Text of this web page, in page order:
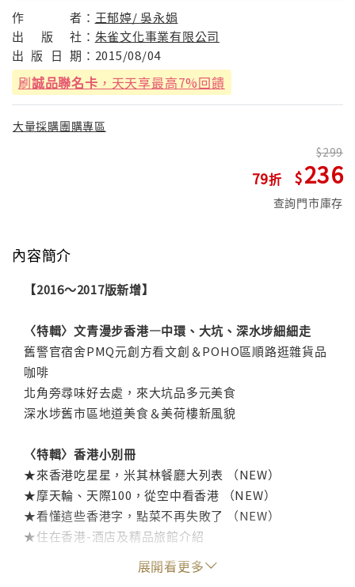
作 者： 王郁婷/ 吳永娟
出
版 社： 朱雀文化事業有限公司
出 版 日 期： 2015/08/04
刷誠品聯名卡 ，天天享最高7%回饋
大量採購團購專區
79
299
236
查詢門市庫存
內容簡介
【2016～2017版新增】
〈特輯〉文青漫步香港—中環、大坑、深水埗細細走
舊警官宿舍PMQ元創方看文創＆POHO區順路逛雜貨品
咖啡
北角旁尋味好去處，來大坑品多元美食
深水埗舊市區地道美食＆美荷樓新風貌
〈特輯〉香港小別冊
★來香港吃星星，米其林餐廳大列表 （NEW）
★摩天輪、天際100，從空中看香港 （NEW）
★看懂這些香港字，點菜不再失敗了 （NEW）
★住在香港-酒店及精品旅館介紹
★花小錢買時尚，不能不去的OUTLET
★不能不吃的甜品糖水
展開看更多